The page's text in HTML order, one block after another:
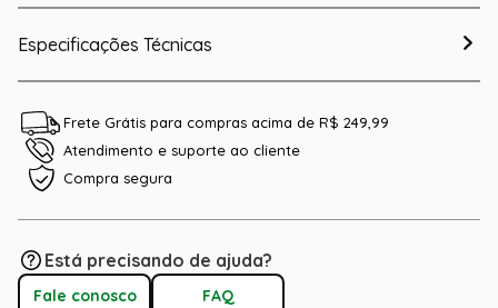
Especificações Técnicas
Frete Grátis para compras acima de R$ 249,99
Atendimento e suporte ao cliente
Compra segura
Está precisando de ajuda?
Fale conosco FAQ